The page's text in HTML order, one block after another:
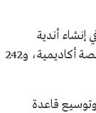
إنشاء أندية
وأكاديميات خاصة، حيث أصدرت في عام 2023م نحو 2270 رخصة لمراكز وصالات رياضية، و555 رخصة أكاديمية، و242
قاعدة